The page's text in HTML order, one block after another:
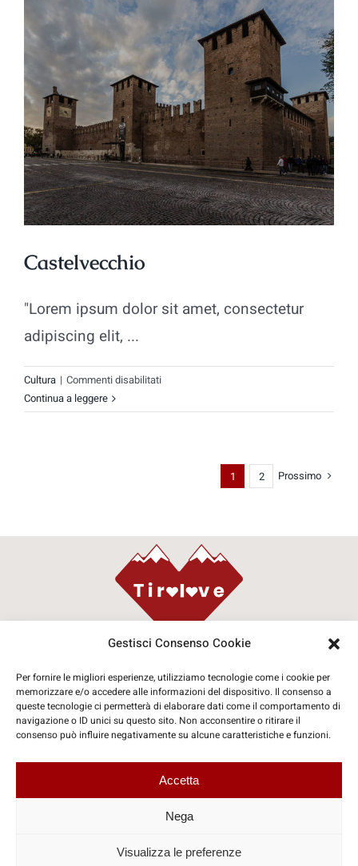
Gestisci Consenso Cookie
Per fornire le migliori esperienze, utilizziamo tecnologie come i cookie per
memorizzare e/o accedere alle informazioni del dispositivo. Il consenso a
queste tecnologie ci permetterà di elaborare dati come il comportamento di
navigazione o ID unici su questo sito. Non acconsentire o ritirare il
consenso può influire negativamente su alcune caratteristiche e funzioni.
Accetta
Nega
Visualizza le preferenze
Castelvecchio
"Lorem ipsum dolor sit amet, consectetur
adipiscing elit, ...
Cultura | Commenti disabilitatisu
Continua a leggere
1 2 Prossimo
Coordinate Social
P.IVA: IT07425260721
privacy policy